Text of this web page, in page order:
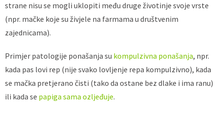
strane nisu se mogli uklopiti među druge životinje svoje vrste
(npr. mačke koje su živjele na farmama u društvenim
zajednicama).
Primjer patologije ponašanja su kompulzivna ponašanja, npr.
kada pas lovi rep (nije svako lovljenje repa kompulzivno), kada
se mačka pretjerano čisti (tako da ostane bez dlake i ima ranu)
ili kada se papiga sama ozljeđuje.